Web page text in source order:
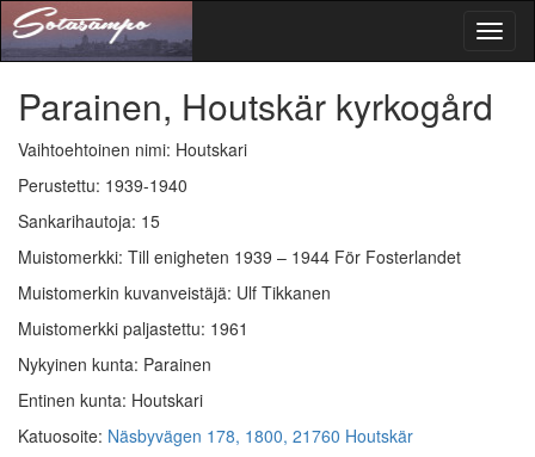
Parainen, Houtskär kyrkogård
Vaihtoehtoinen nimi: Houtskari
Perustettu: 1939-1940
Sankarihautoja: 15
Muistomerkki: Till enigheten 1939 – 1944 För Fosterlandet
Muistomerkin kuvanveistäjä: Ulf Tikkanen
Muistomerkki paljastettu: 1961
Nykyinen kunta: Parainen
Entinen kunta: Houtskari
Katuosoite: Näsbyvägen 178, 1800, 21760 Houtskär